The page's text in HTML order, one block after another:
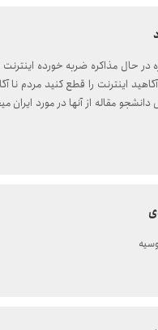
در حال مذاکره ضربه خورده
اینترنت را قطع کنید مردم نا
مقاله از آنها در مورد ایران